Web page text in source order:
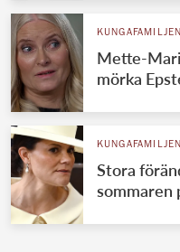
KUNGAFAMILJEN
Mette-
mörka
KUNGAFAMILJEN
Stora
sommaren